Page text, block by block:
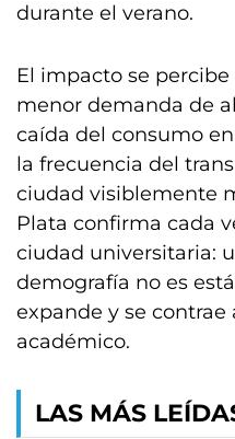
durante el verano.
El impacto se
menor demanda de
caída del consumo
la frecuencia del
ciudad visiblemente
Plata confirma cada
ciudad universitaria:
demografía no es
expande y se
académico.
LAS MÁS